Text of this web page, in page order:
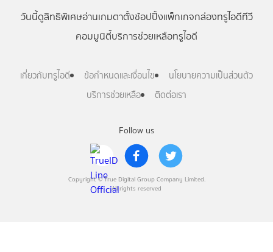
Follow us
Copyright © True Digital Group Company Limited.
All rights reserved
วันนี้ดูสิทธิพิเศษอ่านเกมตาตั้งช้อปปิ้งแพ็กเกจกล่องทรูไอดีทีวี
คอมมูนิตี้บริการช่วยเหลือทรูไอดี
เกี่ยวกับทรูไอดี ข้อกำหนดและเงื่อนไข
นโยบายความเป็นส่วนตัว
บริการช่วยเหลือ
ติดต่อเรา